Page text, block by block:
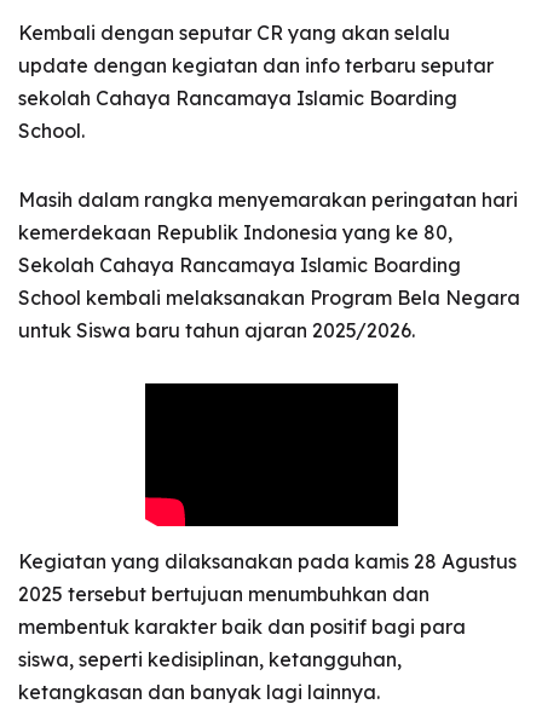
Kembali dengan seputar CR yang akan selalu
update dengan kegiatan dan info terbaru seputar
sekolah Cahaya Rancamaya Islamic Boarding
School.
Masih dalam rangka menyemarakan peringatan hari
kemerdekaan Republik Indonesia yang ke 80,
Sekolah Cahaya Rancamaya Islamic Boarding
School kembali melaksanakan Program Bela Negara
untuk Siswa baru tahun ajaran 2025/2026.
Kegiatan yang dilaksanakan pada kamis 28 Agustus
2025 tersebut bertujuan menumbuhkan dan
membentuk karakter baik dan positif bagi para
siswa, seperti kedisiplinan, ketangguhan,
ketangkasan dan banyak lagi lainnya.